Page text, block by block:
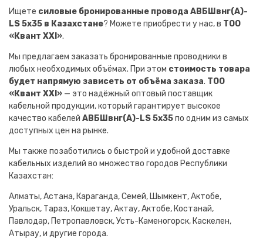
Ищете силовые бронированные провода АВБШвнг(A)-
LS 5х35 в Казахстане? Можете приобрести у нас, в ТОО
«Квант XXI».
Мы предлагаем заказать бронированные проводники в
любых необходимых объёмах. При этом стоимость товара
будет напрямую зависеть от объёма заказа. ТОО
«Квант XXI» — это надёжный оптовый поставщик
кабельной продукции, который гарантирует высокое
качество кабелей АВБШвнг(A)-LS 5х35по одним из самых
доступных цен на рынке.
Мы также позаботились о быстрой и удобной доставке
кабельных изделий во множество городов Республики
Казахстан:
Алматы, Астана, Караганда, Семей, Шымкент, Актобе,
Уральск, Тараз, Кокшетау, Актау, Актобе, Костанай,
Павлодар, Петропавловск, Усть-Каменогорск, Каскелен,
Атырау, и другие города.